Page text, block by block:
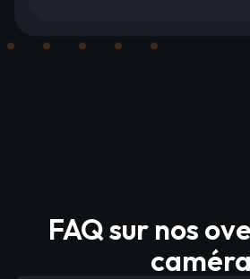
FAQ sur nos
caméra